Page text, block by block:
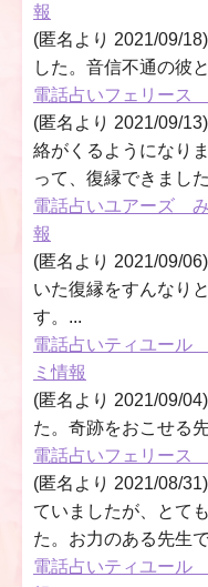
報
(匿名より 2021/09/
した。音信不通の彼
電話占いフェリース
(匿名より 2021/09/
絡がくるようになり
って、復縁できまし
電話占いユアーズ
報
(匿名より 2021/09/
いた復縁をすんなり
す。...
電話占いティユール
ミ情報
(匿名より 2021/09/
た。奇跡をおこせる
電話占いフェリース
(匿名より 2021/08/
ていましたが、とて
た。お力のある先生
電話占いティユール